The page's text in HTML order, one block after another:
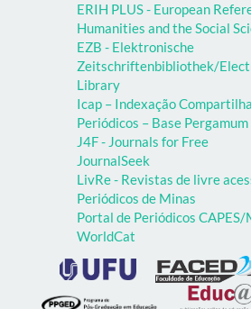
ERIH PLUS - European
Humanities and the Social
EZB - Elektronische
Zeitschriftenbibliothek/
Library
Icap – Indexação
Periódicos – Base Pergamum
J4F - Journals for Free
JournalSeek
LivRe - Revistas de livre
Periódicos de Minas
Portal de Periódicos CAPES/
WorldCat